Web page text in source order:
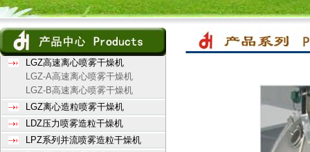
LGZ高速离心喷雾干燥机
LGZ-A高速离心喷雾干燥机
LGZ-B高速离心喷雾干燥机
LGZ离心造粒喷雾干燥机
LDZ压力喷雾造粒干燥机
LPZ系列并流喷雾造粒干燥机